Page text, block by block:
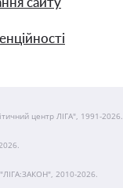
центр ЛІГА", 1991-2026.
2010-2026.